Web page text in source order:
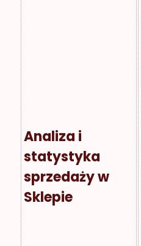
Analiza i
statystyka
sprzedaży w
Sklepie